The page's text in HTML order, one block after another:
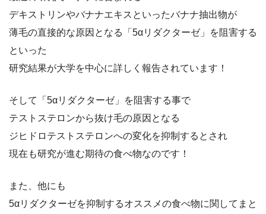
デキストリンやバナナエキスといったバナナ抽出物が
薄毛の直接的な原因となる「5αリダクターゼ」を阻害する
といった
研究結果が大学を中心に詳しく報告されています！
そして「5αリダクターゼ」を阻害する事で
テストステロンから抜け毛の原因となる
ジヒドロテストステロンへの変化を抑制するとされ
現在も研究が進む期待の食べ物なのです！
また、他にも
5αリダクターゼを抑制するオススメの食べ物に関してまと